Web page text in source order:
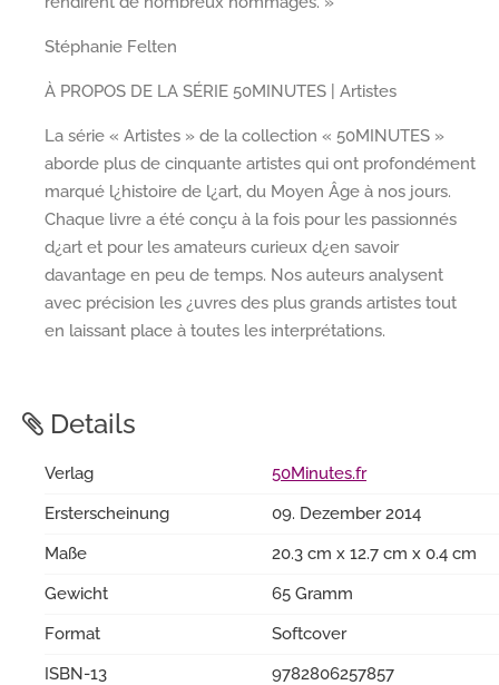
Stéphanie Felten
À PROPOS DE LA SÉRIE 50MINUTES | Artistes
La série « Artistes » de la collection « 50MINUTES »
aborde plus de cinquante artistes qui ont profondément
marqué l¿histoire de l¿art, du Moyen Âge à nos jours.
Chaque livre a été conçu à la fois pour les passionnés
d¿art et pour les amateurs curieux d¿en savoir
davantage en peu de temps. Nos auteurs analysent
avec précision les ¿uvres des plus grands artistes tout
en laissant place à toutes les interprétations.
Details
Verlag
50Minutes.fr
Ersterscheinung
09. Dezember 2014
Maße
20.3 cm x 12.7 cm x 0.4 cm
Gewicht
65 Gramm
Format
Softcover
ISBN-13
9782806257857